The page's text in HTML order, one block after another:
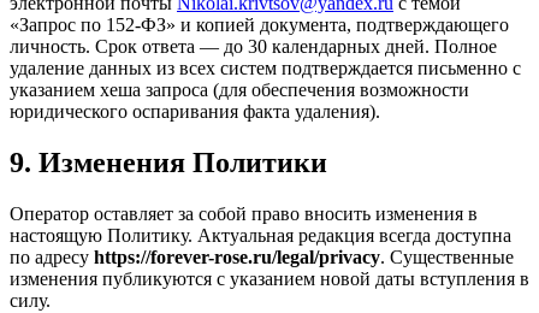
«Запрос по 152-ФЗ» и копией документа, подтверждающего
личность. Срок ответа — до 30 календарных дней. Полное
удаление данных из всех систем подтверждается письменно с
указанием хеша запроса (для обеспечения возможности
юридического оспаривания факта удаления).
9. Изменения Политики
Оператор оставляет за собой право вносить изменения в
настоящую Политику. Актуальная редакция всегда доступна
по адресу https://forever-rose.ru/legal/privacy. Существенные
изменения публикуются с указанием новой даты вступления в
силу.